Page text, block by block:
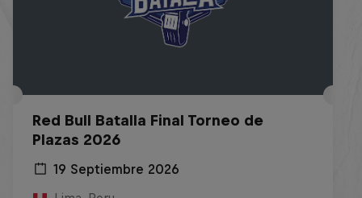
Red Bull Batalla Final Torneo de
Plazas 2026
19 Septiembre 2026